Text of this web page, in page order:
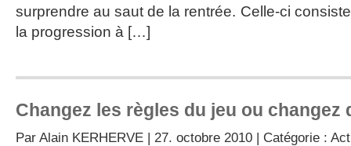
surprendre au saut de la rentrée. Celle-ci
la progression à […]
Changez les règles du jeu ou changez
Par Alain KERHERVE | 27. octobre 2010 | Catégorie :